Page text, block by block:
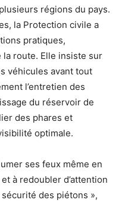
régions du pays.
la Protection civile a
pratiques,
la route. Elle insiste sur
véhicules avant tout
l’entretien des
du réservoir de
des phares et
optimale.
ses feux même en
à redoubler d’attention
des piétons »,